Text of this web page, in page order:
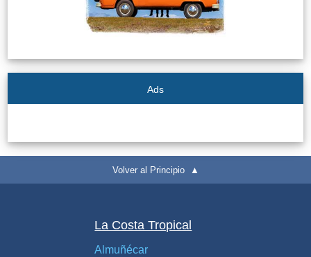
Ads
Volver al Principio ▲
La Costa Tropical
Almuñécar